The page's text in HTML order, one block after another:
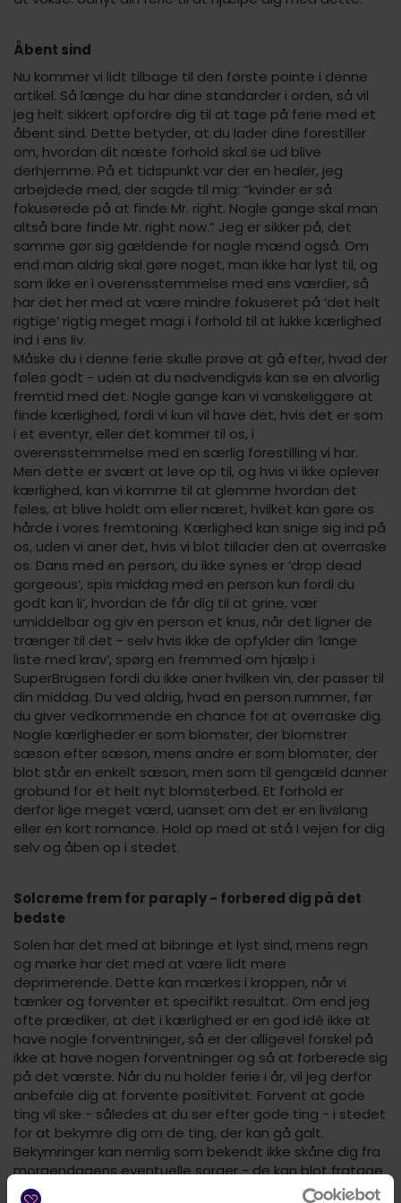
Åbent sind
Nu kommer vi lidt tilbage til den første pointe i denne
artikel. Så længe du har dine standarder i orden, så vil
jeg helt sikkert opfordre dig til at tage på ferie med et
åbent sind. Dette betyder, at du lader dine forestiller
om, hvordan dit næste forhold skal se ud blive
derhjemme. På et tidspunkt var der en healer, jeg
arbejdede med, der sagde til mig: “kvinder er så
fokuserede på at finde Mr. right. Nogle gange skal man
altså bare finde Mr. right now.” Jeg er sikker på, det
samme gør sig gældende for nogle mænd også. Om
end man aldrig skal gøre noget, man ikke har lyst til, og
som ikke er i overensstemmelse med ens værdier, så
har det her med at være mindre fokuseret på ‘det helt
rigtige’ rigtig meget magi i forhold til at lukke kærlighed
ind i ens liv.
Måske du i denne ferie skulle prøve at gå efter, hvad der
føles godt - uden at du nødvendigvis kan se en alvorlig
fremtid med det. Nogle gange kan vi vanskeliggøre at
finde kærlighed, fordi vi kun vil have det, hvis det er som
i et eventyr, eller det kommer til os, i
overensstemmelse med en særlig forestilling vi har.
Men dette er svært at leve op til, og hvis vi ikke oplever
kærlighed, kan vi komme til at glemme hvordan det
føles, at blive holdt om eller næret, hvilket kan gøre os
hårde i vores fremtoning. Kærlighed kan snige sig ind på
os, uden vi aner det, hvis vi blot tillader den at overraske
os. Dans med en person, du ikke synes er ‘drop dead
gorgeous’, spis middag med en person kun fordi du
godt kan li’, hvordan de får dig til at grine, vær
umiddelbar og giv en person et knus, når det ligner de
trænger til det - selv hvis ikke de opfylder din ‘lange
liste med krav’, spørg en fremmed om hjælp i
SuperBrugsen fordi du ikke aner hvilken vin, der passer til
din middag. Du ved aldrig, hvad en person rummer, før
du giver vedkommende en chance for at overraske dig.
Nogle kærligheder er som blomster, der blomstrer
sæson efter sæson, mens andre er som blomster, der
blot står en enkelt sæson, men som til gengæld danner
grobund for et helt nyt blomsterbed. Et forhold er
derfor lige meget værd, uanset om det er en livslang
eller en kort romance. Hold op med at stå I vejen for dig
selv og åben op i stedet.
Solcreme frem for paraply - forbered dig på det
bedste
Solen har det med at bibringe et lyst sind, mens regn
og mørke har det med at være lidt mere
deprimerende. Dette kan mærkes i kroppen, når vi
tænker og forventer et specifikt resultat. Om end jeg
ofte prædiker, at det i kærlighed er en god idé ikke at
have nogle forventninger, så er der alligevel forskel på
ikke at have nogen forventninger og så at forberede sig
på det værste. Når du nu holder ferie i år, vil jeg derfor
anbefale dig at forvente positivitet. Forvent at gode
ting vil ske - således at du ser efter gode ting - i stedet
for at bekymre dig om de ting, der kan gå galt.
Bekymringer kan nemlig som bekendt ikke skåne dig fra
morgendagens eventuelle sorger - de kan blot fratage
dig glæden ved i dag.